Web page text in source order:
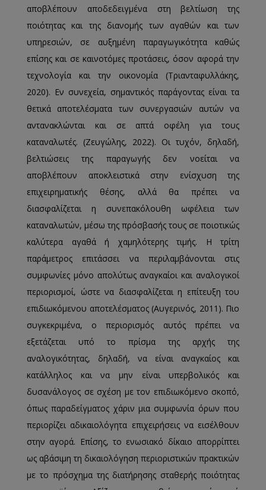
αποβλέπουν αποδεδειγμένα στη βελτίωση της
ποιότητας και της διανομής των αγαθών και των
υπηρεσιών, σε αυξημένη παραγωγικότητα καθώς
επίσης και σε καινοτόμες προτάσεις, όσον αφορά την
τεχνολογία και την οικονομία (Τριανταφυλλάκης,
2020). Εν συνεχεία, σημαντικός παράγοντας είναι τα
θετικά αποτελέσματα των συνεργασιών αυτών να
αντανακλώνται και σε απτά οφέλη για τους
καταναλωτές. (Ζευγώλης, 2022). Οι τυχόν, δηλαδή,
βελτιώσεις της παραγωγής δεν νοείται να
αποβλέπουν αποκλειστικά στην ενίσχυση της
επιχειρηματικής θέσης, αλλά θα πρέπει να
διασφαλίζεται η συνεπακόλουθη ωφέλεια των
καταναλωτών, μέσω της πρόσβασής τους σε ποιοτικώς
καλύτερα αγαθά ή χαμηλότερης τιμής. Η τρίτη
παράμετρος επιτάσσει να περιλαμβάνονται στις
συμφωνίες μόνο απολύτως αναγκαίοι και αναλογικοί
περιορισμοί, ώστε να διασφαλίζεται η επίτευξη του
επιδιωκόμενου αποτελέσματος (Αυγερινός, 2011). Πιο
συγκεκριμένα, ο περιορισμός αυτός πρέπει να
εξετάζεται υπό το πρίσμα της αρχής της
αναλογικότητας, δηλαδή, να είναι αναγκαίος και
κατάλληλος και να μην είναι υπερβολικός και
δυσανάλογος σε σχέση με τον επιδιωκόμενο σκοπό,
όπως παραδείγματος χάριν μια συμφωνία όρων που
περιορίζει αδικαιολόγητα επιχειρήσεις να εισέλθουν
στην αγορά. Επίσης, το ενωσιακό δίκαιο απορρίπτει
ως αβάσιμη τη δικαιολόγηση περιοριστικών πρακτικών
με το πρόσχημα της διατήρησης σταθερής ποιότητας